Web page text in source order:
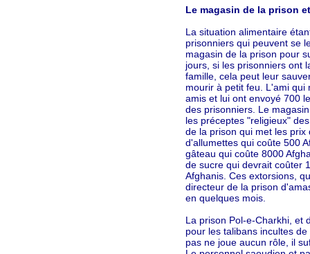
Le magasin de la prison
La situation alimentaire
prisonniers qui peuvent se
magasin de la prison pour
jours, si les prisonniers ont
famille, cela peut leur
mourir à petit feu. L'ami qui
amis et lui ont envoyé 700
des prisonniers. Le
les préceptes "religieux"
de la prison qui met les
d'allumettes qui coûte 500
gâteau qui coûte 8000
de sucre qui devrait coûter
Afghanis. Ces extorsions,
directeur de la prison
en quelques mois.
La prison Pol-e-Charkhi, et
pour les talibans incultes
pas ne joue aucun rôle, il